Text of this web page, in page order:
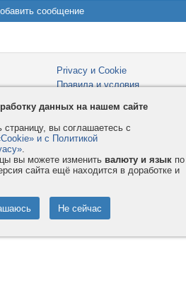
Privacy и Cookie
Правила и условия
Помощь
- Все права защищены.
данных на нашем сайте
вы соглашаетесь с
и с Политикой
.
вы можете изменить валюту и язык по
сайта ещё находится в доработке и